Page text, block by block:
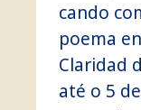
cando
poema
Claridad
até o 5